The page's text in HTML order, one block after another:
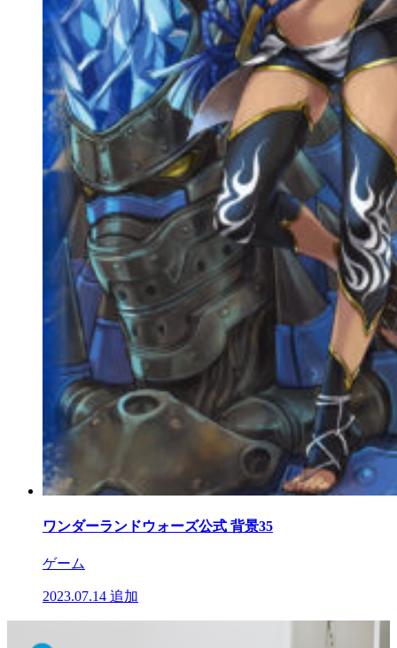
ワンダーランドウォーズ公式 背景35
ゲーム
2023.07.14 追加